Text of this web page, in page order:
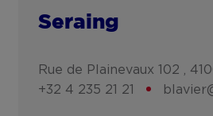
Seraing
Rue de Plainevaux 102 ,
+32 4 235 21 21